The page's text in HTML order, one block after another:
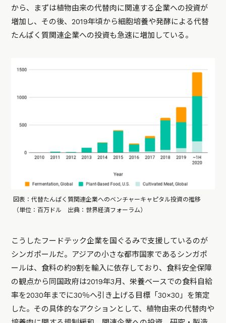
から、まずは植物由来の代替肉に関連する企業への投資が
増加し、その後、2019年頃から細胞培養や発酵による代替
たんぱく質関連企業への投資も急速に増加している。
図表：代替たんぱく質関連企業へのベンチャーキャピタル投資の推移
（単位：百万ドル 出典：世界経済フォーラム）
こうしたフードテック企業を国ぐるみで支援しているのが
シンガポールだ。アジアの小さな都市国家であるシンガポ
ールは、食料の約9割を輸入に依存しており、食料安全保障
の観点から同国政府は2019年3月、栄養ベースでの食料自給
率を2030年までに30％へ引き上げる目標「30×30」を策定
した。その具体的なアクションとして、植物由来の代替肉や